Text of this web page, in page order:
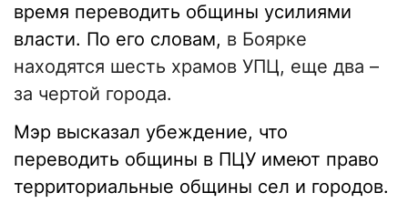
время переводить общины усилиями
власти. По его словам, в Боярке
находятся шесть храмов УПЦ, еще два –
за чертой города.
Мэр высказал убеждение, что
переводить общины в ПЦУ имеют право
территориальные общины сел и городов.